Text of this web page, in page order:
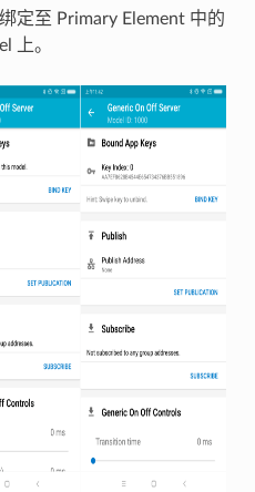
定至 Primary Element 中的
上。